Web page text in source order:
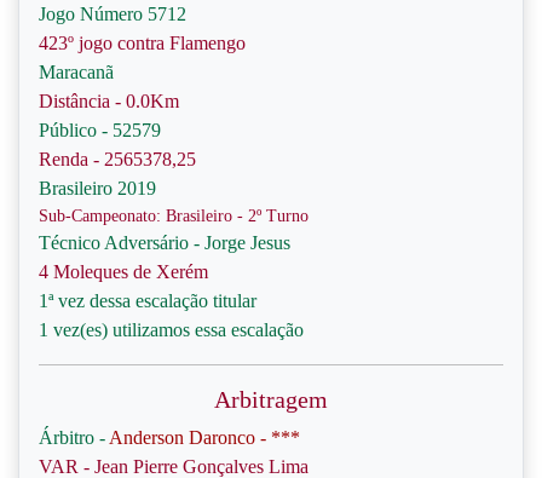
Jogo Número 5712
423º jogo contra Flamengo
Maracanã
Distância - 0.0Km
Público - 52579
Renda - 2565378,25
Brasileiro 2019
Sub-Campeonato: Brasileiro - 2º Turno
Técnico Adversário - Jorge Jesus
4 Moleques de Xerém
1ª vez dessa escalação titular
1 vez(es) utilizamos essa escalação
Arbitragem
Árbitro - Anderson Daronco - ***
VAR - Jean Pierre Gonçalves Lima